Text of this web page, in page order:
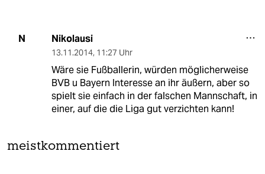
N Nikolausi
13.11.2014, 11:27 Uhr
Wäre sie Fußballerin, würden möglicherweise
BVB u Bayern Interesse an ihr äußern, aber so
spielt sie einfach in der falschen Mannschaft, in
einer, auf die die Liga gut verzichten kann!
meistkommentiert